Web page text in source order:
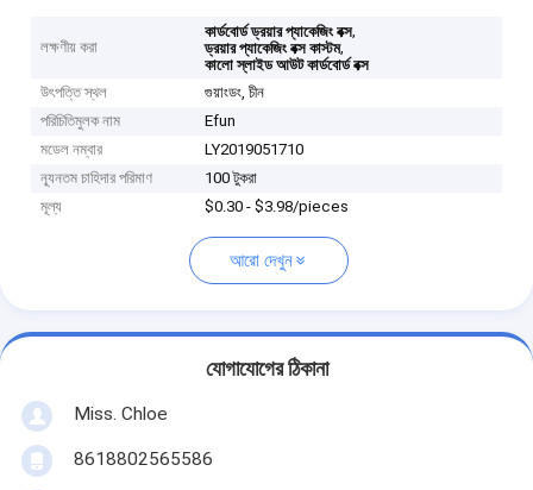
লক্ষণীয় করা
কার্ডবোর্ড ড্রয়ার প্যাকেজিং বক্স,
ড্রয়ার প্যাকেজিং বক্স কাস্টম,
কালো স্লাইড আউট কার্ডবোর্ড বক্স
উৎপত্তি স্থল
গুয়াংডং, চীন
পরিচিতিমুলক নাম
Efun
মডেল নম্বার
LY2019051710
ন্যূনতম চাহিদার পরিমাণ
100 টুকরা
মূল্য
$0.30 - $3.98/pieces
আরো দেখুন
যোগাযোগের ঠিকানা
Miss. Chloe
8618802565586